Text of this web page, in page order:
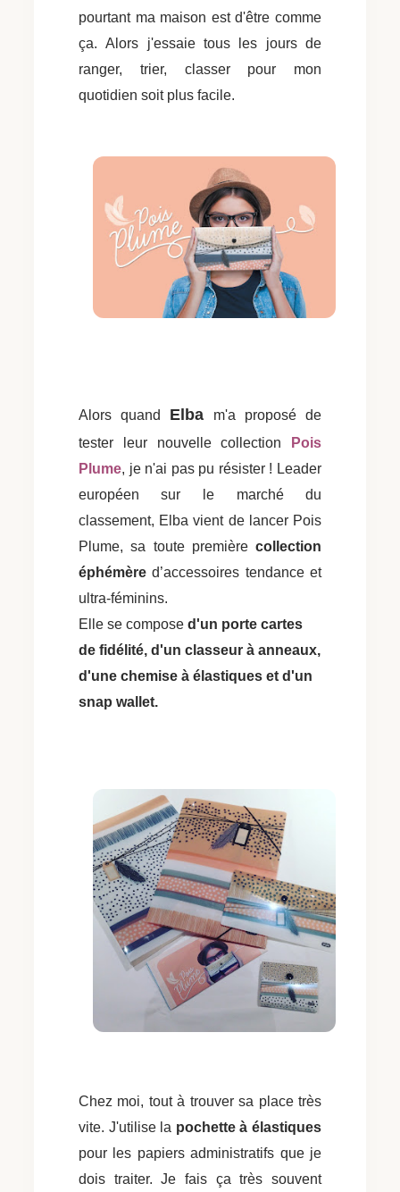
pourtant ma maison est d'être comme
ça.Alors j'essaie tous les jours de
ranger, trier, classer pour mon
quotidien soit plus facile.
Alors quand Elba m'a proposé de
tester leur nouvelle collection
Pois
Plume, je n'ai pas pu résister ! Leader
européen sur le marché du
classement, Elba vient de lancer Pois
Plume, sa toute premièrecollection
éphémèred’accessoires tendance et
ultra-féminins.
Elle se compose d'un porte cartes
de fidélité, d'un classeur à anneaux,
d'une chemise à élastiques et d'un
snap wallet.
Chez moi, tout à trouver sa place très
vite. J'utilise la pochette à élastiques
pour les papiers administratifs que je
dois traiter. Je fais ça très souvent